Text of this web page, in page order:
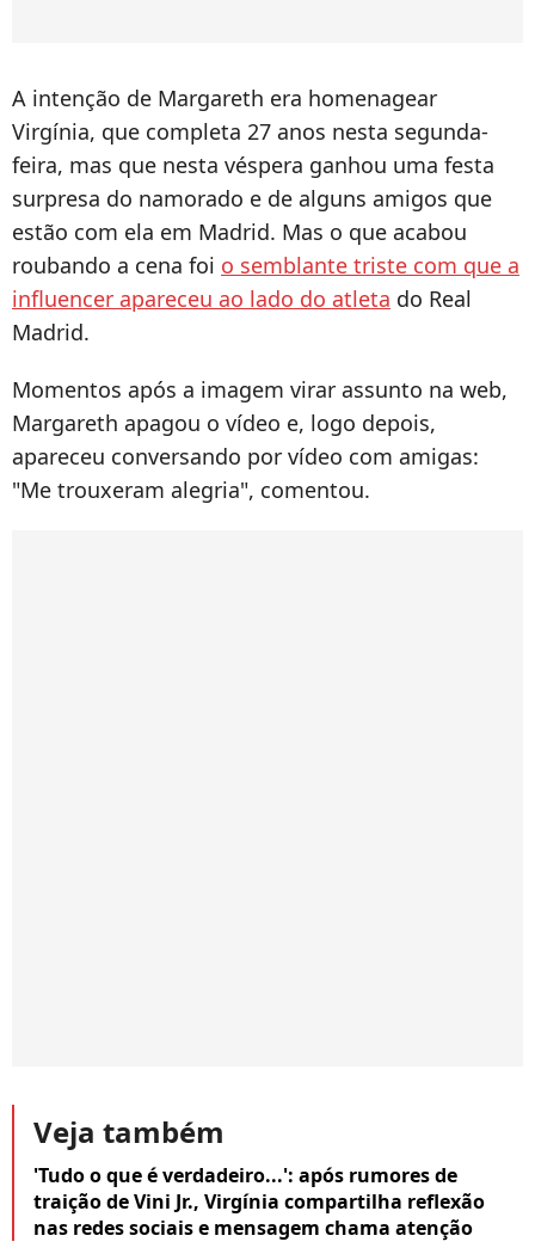
A intenção de Margareth era homenagear
Virgínia, que completa 27 anos nesta segunda-
feira, mas que nesta véspera ganhou uma festa
surpresa do namorado e de alguns amigos que
estão com ela em Madrid. Mas o que acabou
roubando a cena foi o semblante triste com que a
influencer apareceu ao lado do atleta do Real
Madrid.
Momentos após a imagem virar assunto na web,
Margareth apagou o vídeo e, logo depois,
apareceu conversando por vídeo com amigas:
"Me trouxeram alegria", comentou.
Veja também
'Tudo o que é verdadeiro...': após rumores de
traição de Vini Jr., Virgínia compartilha reflexão
nas redes sociais e mensagem chama atenção